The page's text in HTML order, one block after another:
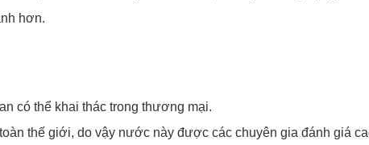
hơn.
có thể khai thác trong thương mại.
thế giới, do vậy nước này được các chuyên gia đánh giá